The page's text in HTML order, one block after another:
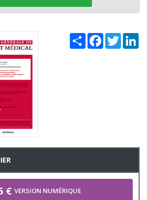
Share Facebook
Twitter
€ VERSION NUMÉRIQUE